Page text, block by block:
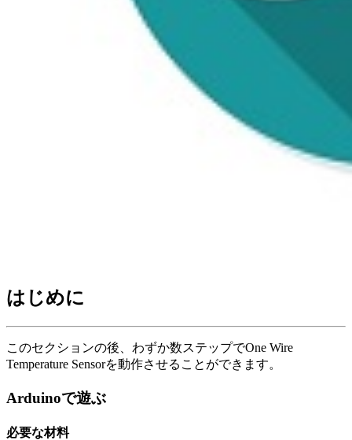
はじめに
このセクションの後、わずか数ステップでOne Wire
Temperature Sensorを動作させることができます。
Arduinoで遊ぶ
必要な材料